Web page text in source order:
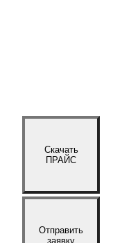
Скачать
ПРАЙС
Отправить
заявку